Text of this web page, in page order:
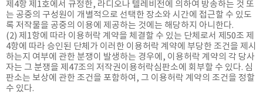
제4항 제1호에서 규정한, 라디오나 텔레비전에 의하여 방송하는 것 또
는 공중의 구성원이 개별적으로 선택한 장소와 시간에 접근할 수 있도
록 저작물을 공중의 이용에 제공하는 것에는 해당하지 아니한다.
(2) 제1항에 따라 이용허락 계약을 체결할 수 있는 단체로서 제50조 제
4항에 따라 승인된 단체가 이러한 이용허락 계약에 부당한 조건을 제시
하는지 여부에 관한 분쟁이 발생하는 경우에, 이용허락 계약의 각 당사
자는 그 분쟁을 제47조의 저작권이용허락심판소에 회부할 수 있다. 심
판소는 보상에 관한 조건을 포함하여, 그 이용허락 계약의 조건을 정할
수 있다.